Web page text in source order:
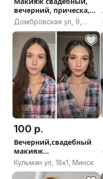
вечерний, прическа,
локоны
Домбровская ул, 9,
Минск
100 р.
Вечерний,свадебный
макияж
прическа,укладка,лок
оны
Кульман ул, 18к1, Минск